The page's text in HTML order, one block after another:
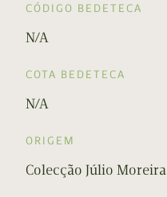
CÓDIGO BEDETECA
N/A
COTA BEDETECA
N/A
ORIGEM
Colecção Júlio Moreira